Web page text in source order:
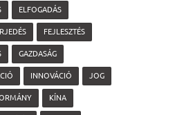
ELFOGADÁS
FEJLESZTÉS
GAZDASÁG
INNOVÁCIÓ JOG
KÍNA